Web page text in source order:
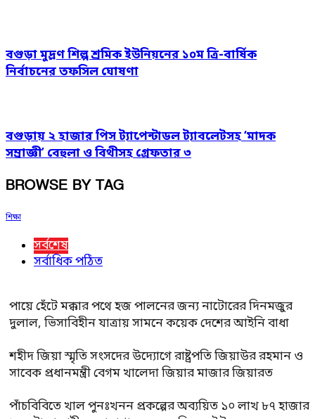
বগুড়া মুদ্রণ শিল্প শ্রমিক ইউনিয়নের ১০ম ত্রি-বার্ষিক
নির্বাচনের তফসিল ঘোষণা
বগুড়ায় ২ হাজার পিস ট্যাপেন্টাডল ট্যাবলেটসহ ‘মাদক
সম্রাজ্ঞী’ বেহুলা ও বিথীসহ গ্রেফতার ৩
BROWSE BY TAG
শিক্ষা
সর্বশেষ
সর্বাধিক পঠিত
পায়ে হেঁটে মক্কার পথে হজ পালনের জন্য নাটোরের দিনমজুর
দুলাল, ভিসাবিহীন যাত্রায় সামনে কয়েক দেশের আইনি বাধা
শহীদ জিয়া স্মৃতি সংসদের উদ্যোগে রাষ্ট্রপতি জিয়াউর রহমান ও
সাবেক প্রধানমন্ত্রী বেগম খালেদা জিয়ার মাজার জিয়ারত
পাঁচবিবিতে খাল পুনঃখনন প্রকল্পের অব্যয়িত ১০ লাখ ৮৭ হাজার